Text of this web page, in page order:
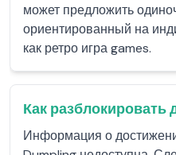
может предложить
ориентированный на
как ретро игра games.
Как разблокировать
Информация о